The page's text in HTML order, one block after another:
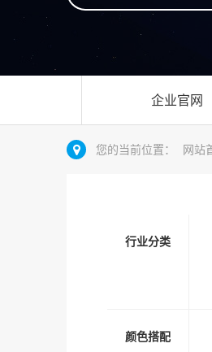
企业官网
您的当前位置： 网站
行业分类
颜色搭配